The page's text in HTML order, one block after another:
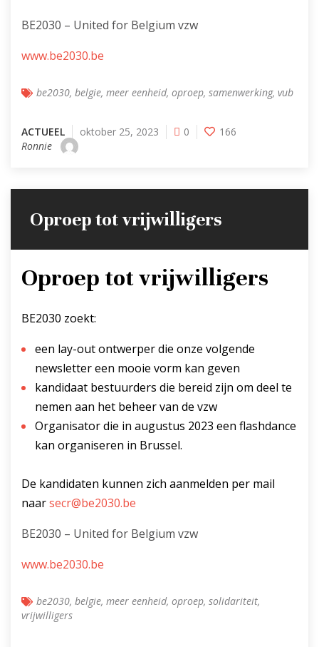
BE2030 – United for Belgium vzw
www.be2030.be
be2030, belgie, meer eenheid, oproep, samenwerking, vub
ACTUEEL oktober 25, 2023 0
166
Ronnie
Oproep tot vrijwilligers
Oproep tot vrijwilligers
BE2030 zoekt:
een lay-out ontwerper die onze volgende
newsletter een mooie vorm kan geven
kandidaat bestuurders die bereid zijn om deel te
nemen aan het beheer van de vzw
Organisator die in augustus 2023 een flashdance
kan organiseren in Brussel.
De kandidaten kunnen zich aanmelden per mail
naarsecr@be2030.be
BE2030 – United for Belgium vzw
www.be2030.be
be2030, belgie, meer eenheid, oproep, solidariteit,
vrijwilligers